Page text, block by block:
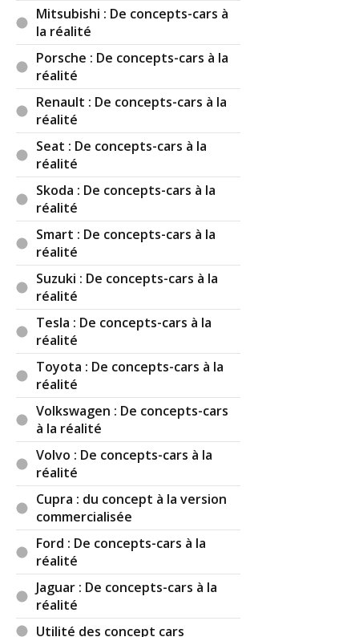
Mitsubishi : De concepts-cars à
la réalité
Porsche : De concepts-cars à la
réalité
Renault : De concepts-cars à la
réalité
Seat : De concepts-cars à la
réalité
Skoda : De concepts-cars à la
réalité
Smart : De concepts-cars à la
réalité
Suzuki : De concepts-cars à la
réalité
Tesla : De concepts-cars à la
réalité
Toyota : De concepts-cars à la
réalité
Volkswagen : De concepts-cars
à la réalité
Volvo : De concepts-cars à la
réalité
Cupra : du concept à la version
commercialisée
Ford : De concepts-cars à la
réalité
Jaguar : De concepts-cars à la
réalité
Utilité des concept cars